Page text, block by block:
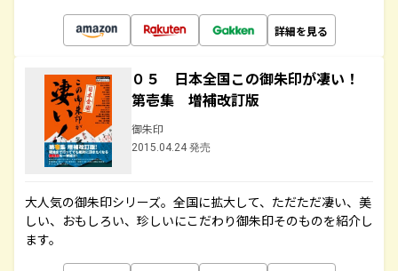
詳細を見る
０５ 日本全国この御朱印が凄い！
第壱集 増補改訂版
御朱印
2015.04.24 発売
大人気の御朱印シリーズ。全国に拡大して、ただただ凄い、美
しい、おもしろい、珍しいにこだわり御朱印そのものを紹介し
ます。